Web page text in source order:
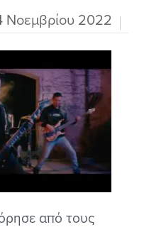
Νοεμβρίου 2022
από τους